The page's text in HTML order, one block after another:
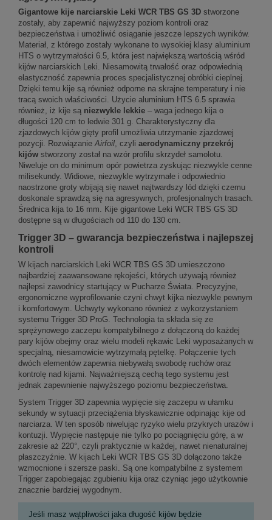
Gigantowe kije narciarskie Leki WCR TBS GS 3D stworzone
zostały, aby zapewnić najwyższy poziom kontroli oraz
bezpieczeństwa i umożliwić osiąganie jeszcze lepszych wyników.
Materiał, z którego zostały wykonane to wysokiej klasy aluminium
HTS o wytrzymałości 6.5, która jest największą wartością wśród
kijów narciarskich Leki. Niesamowitą trwałość oraz odpowiednią
elastyczność zapewnia proces specjalistycznej obróbki cieplnej.
Dzięki temu kije są również odporne na skrajne temperatury i nie
tracą swoich właściwości. Użycie aluminium HTS 6.5 sprawia
również, iż kije są niezwykle lekkie – waga jednego kija o
długości 120 cm to ledwie 301 g. Charakterystyczny dla
zjazdowych kijów gięty profil umożliwia utrzymanie zjazdowej
pozycji. RozwiązanieAirfoil, czyli aerodynamiczny przekrój
kijów stworzony został na wzór profilu skrzydeł samolotu.
Niweluje on do minimum opór powietrza zyskując niezwykle cenne
milisekundy. Widiowe, niezwykle wytrzymałe i odpowiednio
naostrzone groty wbijają się nawet najtwardszy lód dzięki czemu
doskonale sprawdzą się na agresywnych, profesjonalnych trasach.
Średnica kija to 16 mm. Kije gigantowe Leki WCR TBS GS 3D
dostępne są w długościach od 110 do 130 cm.
Trigger 3D – gwarancja bezpieczeństwa i najlepszej
kontroli
W kijach narciarskich Leki WCR TBS GS 3D umieszczono
najbardziej zaawansowane rękojeści, których używają również
najlepsi zawodnicy startujący w Pucharze Świata. Precyzyjne,
ergonomiczne wyprofilowanie czyni chwyt kijka niezwykle pewnym
i komfortowym. Uchwyty wykonano również z wykorzystaniem
systemu Trigger 3D ProG. Technologia ta składa się ze
sprężynowego zaczepu kompatybilnego z dołączoną do każdej
pary kijów obejmy oraz wielu modeli rękawic Leki wyposażanych w
specjalną, niesamowicie wytrzymałą pętelkę. Połączenie tych
dwóch elementów zapewnia niebywałą swobodę ruchów oraz
kontrolę nad kijami. Najważniejszą cechą tego systemu jest
jednak zapewnienie najwyższego poziomu bezpieczeństwa.
System Trigger 3D zapewnia wypięcie się zaczepu w ułamku
sekundy w sytuacji przeciążenia błyskawicznie odpinając kije od
narciarza. W ten sposób niwelując ryzyko wielu przykrych urazów i
kontuzji. Wypięcie następuje nie tylko po pociągnięciu górę, a w
zakresie aż 220°, czyli praktycznie w każdej, nawet nienaturalnej
płaszczyźnie. W kijach Leki WCR TBS GS 3D dołączono także
wzmocnione i szersze paski. Są one kompatybilne z systemem
Trigger zapobiegając zgubieniu kija oraz czyniąc jego użytkownie
znacznie bardziej wygodnym.
Jeśli masz wątpliwości jaka długość kijów będzie